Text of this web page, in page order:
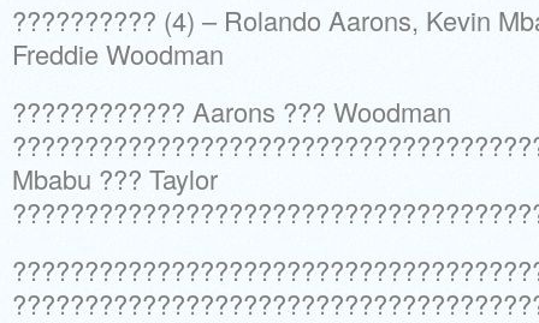
?????????? (4) – Rolando Aarons, Kevin
Freddie Woodman
???????????? Aarons ??? Woodman
Mbabu ??? Taylor